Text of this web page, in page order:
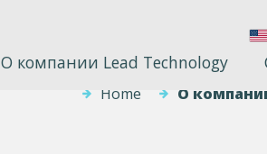
О компании Lead Technology
Home О